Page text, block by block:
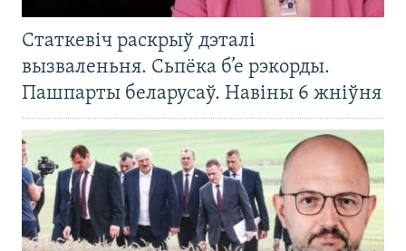
Статкевіч раскрыў дэталі
вызваленьня. Сьпёка б’е рэкорды.
Пашпарты беларусаў. Навіны 6 жніўня